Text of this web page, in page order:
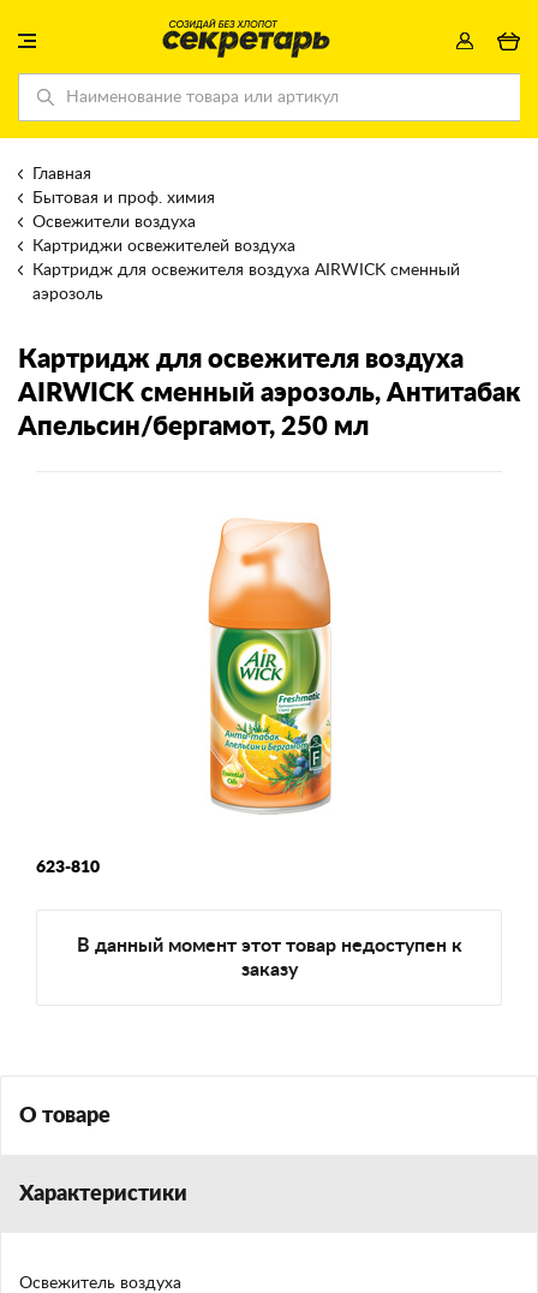
Главная
Бытовая и проф. химия
Освежители воздуха
Картриджи освежителей воздуха
Картридж для освежителя воздуха AIRWICK сменный
аэрозоль
Картридж для освежителя воздуха
AIRWICK сменный аэрозоль, Антитабак
Апельсин/бергамот, 250 мл
623-810
В данный момент этот товар недоступен к
заказу
О товаре
Характеристики
Освежитель воздуха